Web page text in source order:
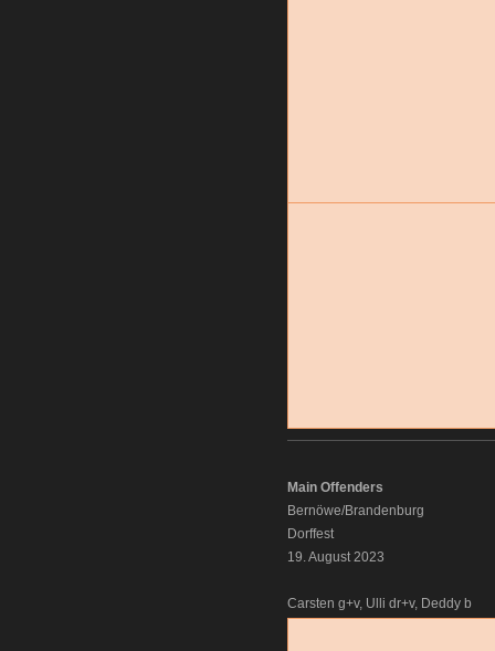
Main Offenders
Bernöwe/Brandenburg
Dorffest
19. August 2023
Carsten g+v, Ulli dr+v, Deddy b